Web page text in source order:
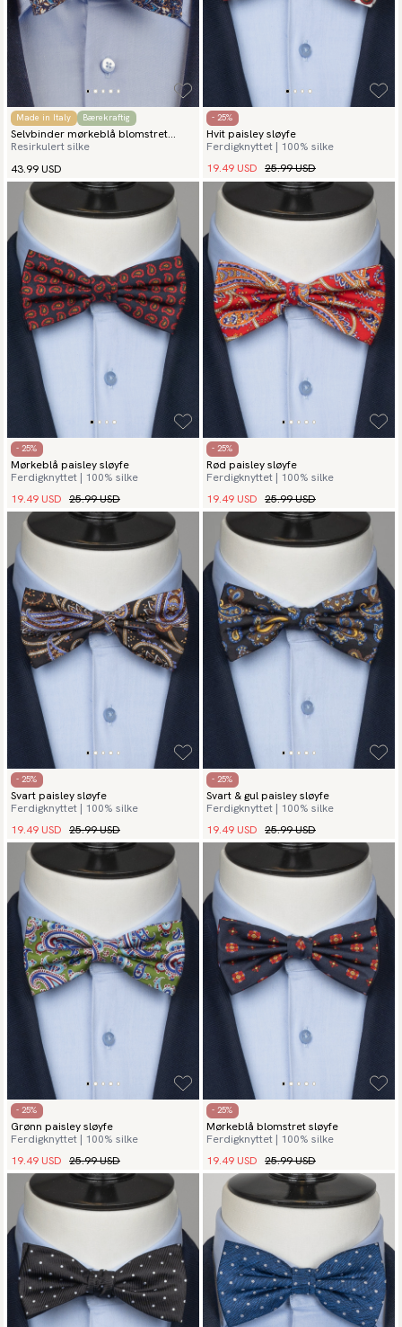
Made in Italy Bærekraftig
Selvbinder mørkeblå blomstret
sløyfe fiori
Resirkulert silke
43.99 USD
- 25%
Hvit paisley sløyfe
Ferdigknyttet | 100% silke
19.49 USD 25.99 USD
- 25%
Mørkeblå paisley sløyfe
Ferdigknyttet | 100% silke
19.49 USD 25.99 USD
- 25%
Rød paisley sløyfe
Ferdigknyttet | 100% silke
19.49 USD 25.99 USD
- 25%
Svart paisley sløyfe
Ferdigknyttet | 100% silke
19.49 USD 25.99 USD
- 25%
Svart & gul paisley sløyfe
Ferdigknyttet | 100% silke
19.49 USD 25.99 USD
- 25%
Grønn paisley sløyfe
Ferdigknyttet | 100% silke
19.49 USD 25.99 USD
- 25%
Mørkeblå blomstret sløyfe
Ferdigknyttet | 100% silke
19.49 USD 25.99 USD